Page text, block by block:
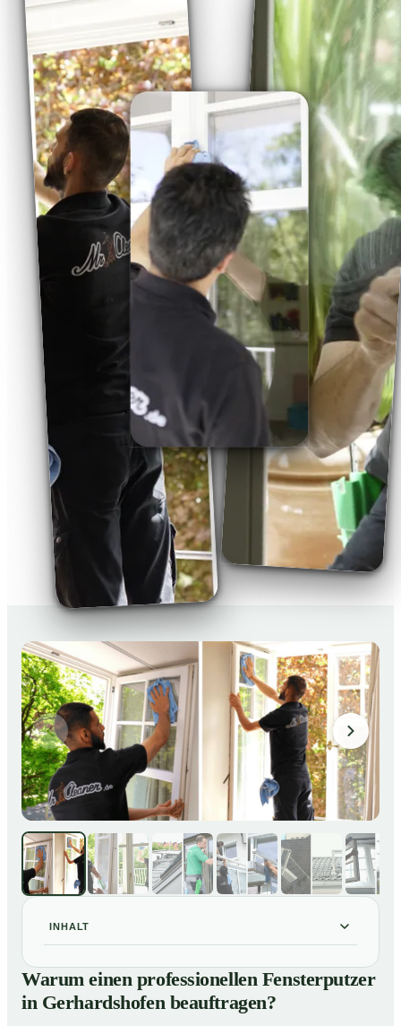
INHALT
Warum einen professionellen Fensterputzer in
Gerhardshofen beauftragen?
Darum lohnt sich ein Fensterputzer in Gerhardshofen
Warum einen professionellen Fensterputzer
in Gerhardshofen beauftragen?